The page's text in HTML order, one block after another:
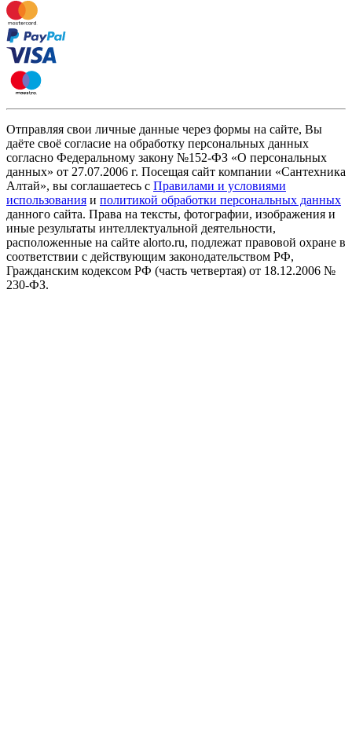
Отправляя свои личные данные через формы на сайте, Вы
даёте своё согласие на обработку персональных данных
согласно Федеральному закону №152-ФЗ «О персональных
данных» от 27.07.2006 г. Посещая сайт компании «Cантехника
Алтай», вы соглашаетесь с Правилами и условиями
использования и политикой обработки персональных данных
данного сайта. Права на тексты, фотографии, изображения и
иные результаты интеллектуальной деятельности,
расположенные на сайте alorto.ru, подлежат правовой охране в
соответствии с действующим законодательством РФ,
Гражданским кодексом РФ (часть четвертая) от 18.12.2006 №
230-ФЗ.